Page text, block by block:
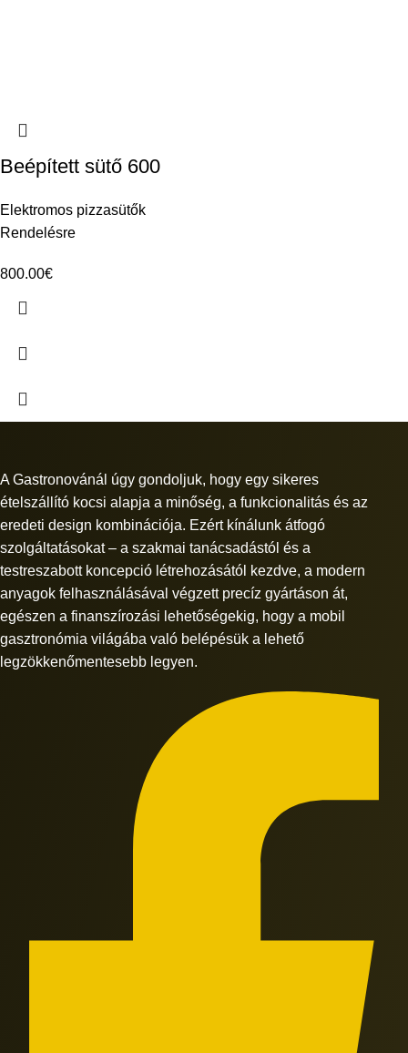
Beépített sütő 600
Elektromos pizzasütők
Rendelésre
800.00€
A Gastronovánál úgy gondoljuk, hogy egy sikeres
ételszállító kocsi alapja a minőség, a funkcionalitás és az
eredeti design kombinációja. Ezért kínálunk átfogó
szolgáltatásokat – a szakmai tanácsadástól és a
testreszabott koncepció létrehozásától kezdve, a modern
anyagok felhasználásával végzett precíz gyártáson át,
egészen a finanszírozási lehetőségekig, hogy a mobil
gasztronómia világába való belépésük a lehető
legzökkenőmentesebb legyen.